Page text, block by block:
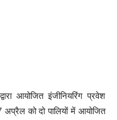
आयोजित इंजीनियरिंग प्रवेश
अप्रैल को दो पालियों में आयोजित